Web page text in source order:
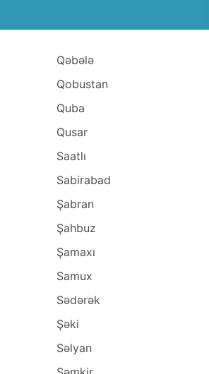
Qəbələ
Qobustan
Quba
Qusar
Saatlı
Sabirabad
Şabran
Şahbuz
Şamaxı
Samux
Sədərək
Şəki
Səlyan